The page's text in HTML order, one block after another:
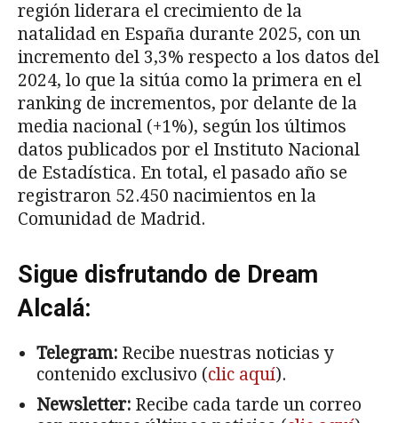
región liderara el crecimiento de la
natalidad en España durante 2025, con un
incremento del 3,3% respecto a los datos del
2024, lo que la sitúa como la primera en el
ranking de incrementos, por delante de la
media nacional (+1%), según los últimos
datos publicados por el Instituto Nacional
de Estadística. En total, el pasado año se
registraron 52.450 nacimientos en la
Comunidad de Madrid.
Sigue disfrutando de Dream
Alcalá:
Telegram: Recibe nuestras noticias y
contenido exclusivo (clic aquí).
Newsletter: Recibe cada tarde un correo